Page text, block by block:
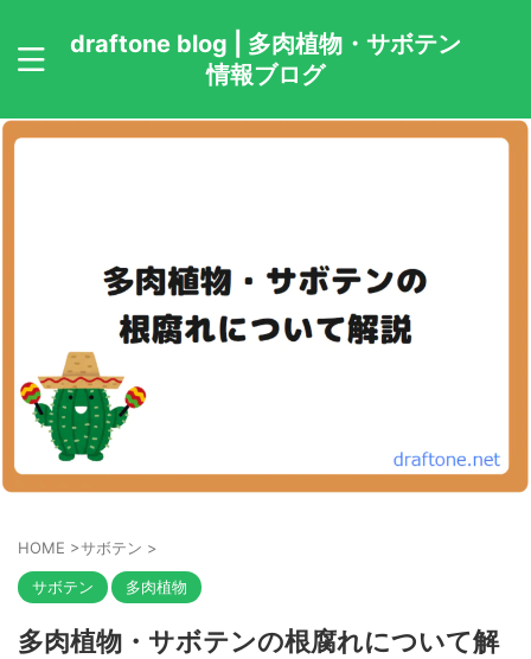
draftone blog | 多肉植物・サボテン
情報ブログ
HOME >サボテン >
サボテン 多肉植物
多肉植物・サボテンの根腐れについて解